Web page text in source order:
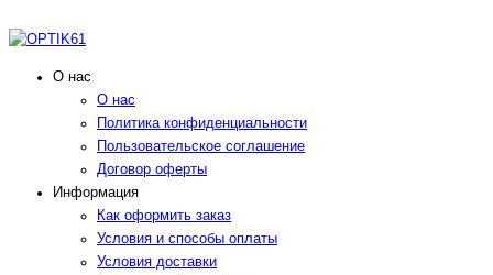
О нас
О нас
Политика конфиденциальности
Пользовательское соглашение
Договор оферты
Информация
Как оформить заказ
Условия и способы оплаты
Условия доставки